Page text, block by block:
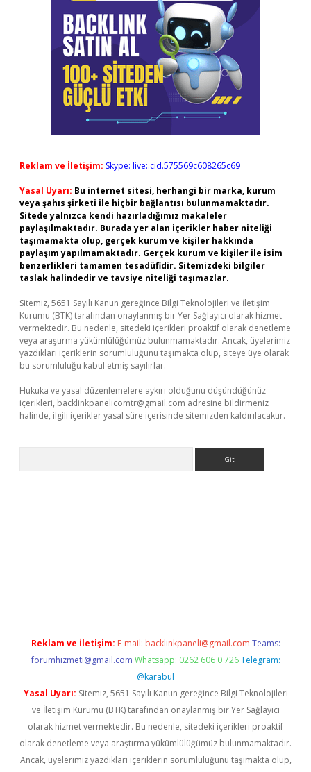
Reklam ve İletişim: Skype: live:.cid.575569c608265c69
Yasal Uyarı: Bu internet sitesi, herhangi bir marka, kurum
veya şahıs şirketi ile hiçbir bağlantısı bulunmamaktadır.
Sitede yalnızca kendi hazırladığımız makaleler
paylaşılmaktadır. Burada yer alan içerikler haber niteliği
taşımamakta olup, gerçek kurum ve kişiler hakkında
paylaşım yapılmamaktadır. Gerçek kurum ve kişiler ile isim
benzerlikleri tamamen tesadüfidir. Sitemizdeki bilgiler
taslak halindedir ve tavsiye niteliği taşımazlar.
Sitemiz, 5651 Sayılı Kanun gereğince Bilgi Teknolojileri ve İletişim
Kurumu (BTK) tarafından onaylanmış bir Yer Sağlayıcı olarak hizmet
vermektedir. Bu nedenle, sitedeki içerikleri proaktif olarak denetleme
veya araştırma yükümlülüğümüz bulunmamaktadır. Ancak, üyelerimiz
yazdıkları içeriklerin sorumluluğunu taşımakta olup, siteye üye olarak
bu sorumluluğu kabul etmiş sayılırlar.
Hukuka ve yasal düzenlemelere aykırı olduğunu düşündüğünüz
içerikleri, backlinkpanelicomtr@gmail.com adresine bildirmeniz
halinde, ilgili içerikler yasal süre içerisinde sitemizden kaldırılacaktır.
Reklam ve İletişim: E-mail: backlinkpaneli@gmail.com Teams:
forumhizmeti@gmail.com Whatsapp: 0262 606 0 726 Telegram:
@karabul
Yasal Uyarı: Sitemiz, 5651 Sayılı Kanun gereğince Bilgi Teknolojileri
ve İletişim Kurumu (BTK) tarafından onaylanmış bir Yer Sağlayıcı
olarak hizmet vermektedir. Bu nedenle, sitedeki içerikleri proaktif
olarak denetleme veya araştırma yükümlülüğümüz bulunmamaktadır.
Ancak, üyelerimiz yazdıkları içeriklerin sorumluluğunu taşımakta olup,